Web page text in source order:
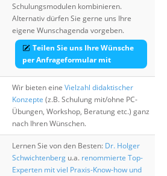
Schulungsmodulen kombinieren.
Alternativ dürfen Sie gerne uns Ihre
eigene Wunschagenda vorgeben.
Teilen Sie uns Ihre Wünsche
per Anfrageformular mit
Wir bieten eine Vielzahl didaktischer
Konzepte (z.B. Schulung mit/ohne PC-
Übungen, Workshop, Beratung etc.) ganz
nach Ihren Wünschen.
Lernen Sie von den Besten: Dr. Holger
Schwichtenberg u.a. renommierte Top-
Experten mit viel Praxis-Know-how und